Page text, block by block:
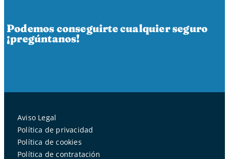
Podemos conseguirte cualquier seguro
¡pregúntanos!
Aviso Legal
Política de privacidad
Política de cookies
Política de contratación